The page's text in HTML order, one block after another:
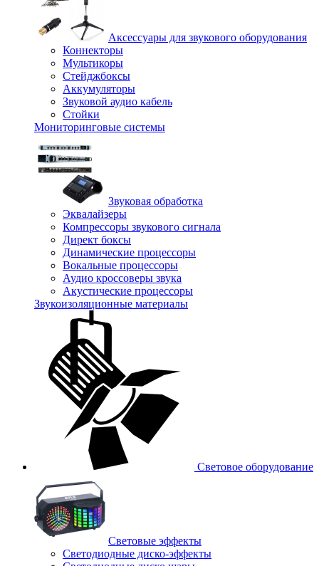
Аксессуары для звукового оборудования
Коннекторы
Мультикоры
Стейджбоксы
Аккумуляторы
Звуковой аудио кабель
Стойки
Мониторинговые системы
Звуковая обработка
Эквалайзеры
Компрессоры звукового сигнала
Директ боксы
Динамические процессоры
Вокальные процессоры
Аудио кроссоверы звука
Акустические процессоры
Звукоизоляционные материалы
Световое оборудование
Световые эффекты
Светодиодные диско-эффекты